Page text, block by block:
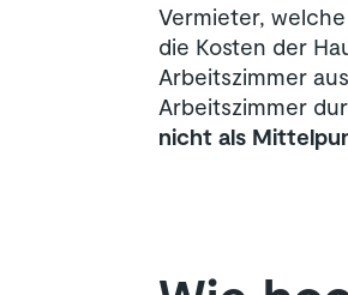
Vermieter,
die Kosten der
Arbeitszimmer
Arbeitszimmer
nicht als